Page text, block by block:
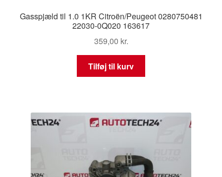
Gasspjæld til 1.0 1KR Citroën/Peugeot 0280750481
22030-0Q020 163617
359,00 kr.
Tilføj til kurv